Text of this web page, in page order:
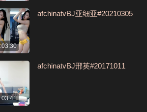
afchinatvBJ亚细亚#20210305
afchinatvBJ邢英#20171011